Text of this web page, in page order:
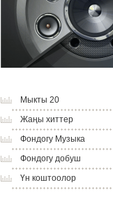
Мыкты 20
Жаңы хиттер
Фондогу Музыка
Фондогу добуш
Үн коштоолор